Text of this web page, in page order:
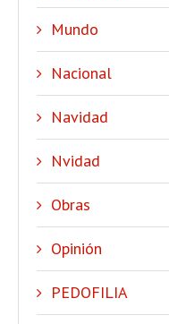
Mundo
Nacional
Navidad
Nvidad
Obras
Opinión
PEDOFILIA